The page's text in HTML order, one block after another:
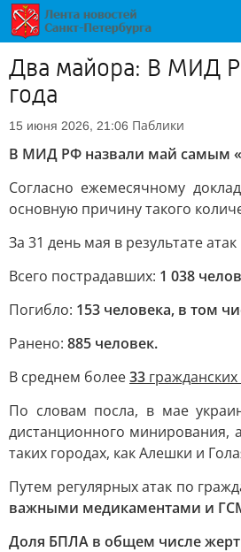
Два майора: В МИД
года
15 июня 2026, 21:06 Паблики
В МИД РФ назвали май самым
Согласно ежемесячному
основную причину такого
За 31 день мая в результате
Всего пострадавших: 1 038
Погибло: 153 человека, в том
Ранено: 885 человек.
В среднем более33
По словам посла, в мае
дистанционного минирования,
таких городах, как Алешки и
Путем регулярных атак по
важными медикаментами и
Доля БПЛА в общем числе